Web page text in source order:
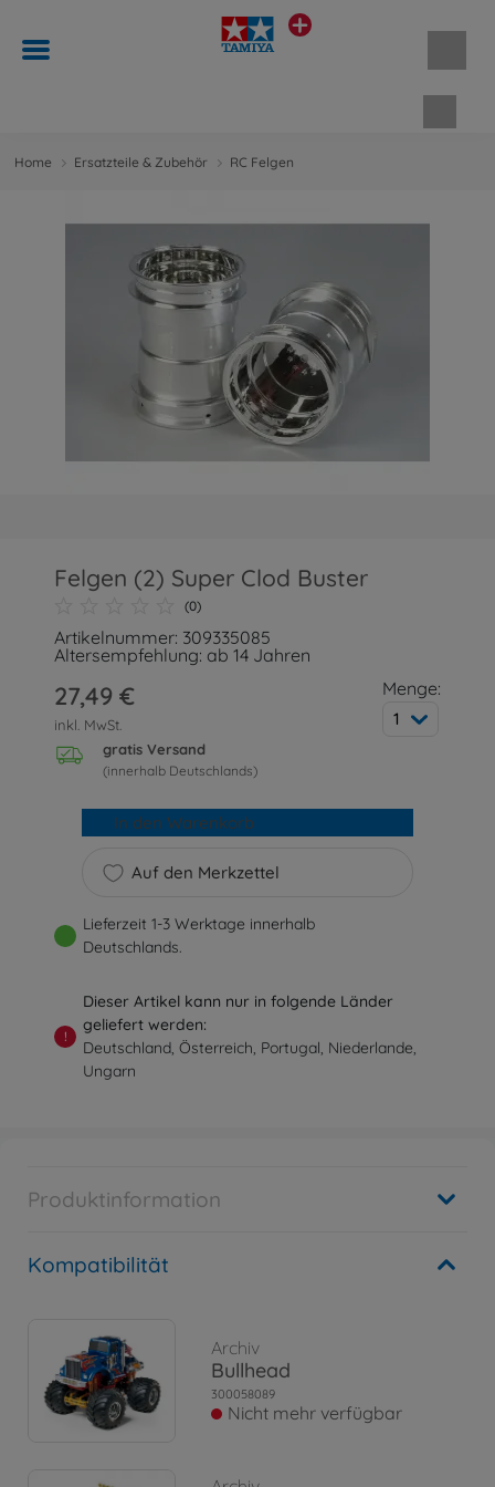
Home Ersatzteile & Zubehör RC Felgen
Felgen (2) Super Clod Buster
(0)
Artikelnummer: 309335085
Altersempfehlung: ab 14 Jahren
27,49 €
inkl. MwSt.
gratis Versand
(innerhalb Deutschlands)
Menge:
1
Auf den Merkzettel
In den Warenkorb
Lieferzeit 1-3 Werktage innerhalb
Deutschlands.
!
Dieser Artikel kann nur in folgende Länder
geliefert werden:
Deutschland, Österreich, Portugal, Niederlande,
Ungarn
Produktinformation
Kompatibilität
Archiv
Bullhead
300058089
Nicht mehr verfügbar